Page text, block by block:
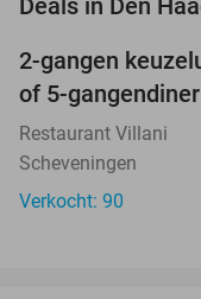
Deals in Den
NEW
TODAY
2-gangen
of 5-
Restaurant Villani
Scheveningen
Verkocht: 90